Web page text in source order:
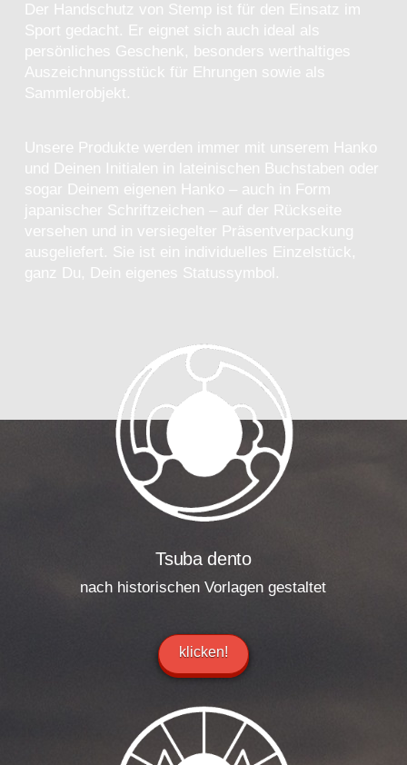
Der Handschutz von Stemp ist für den Einsatz im
Sport gedacht. Er eignet sich auch ideal als
persönliches Geschenk, besonders werthaltiges
Auszeichnungsstück für Ehrungen sowie als
Sammlerobjekt.
Unsere Produkte werden immer mit unserem Hanko
und Deinen Initialen in lateinischen Buchstaben oder
sogar Deinem eigenen Hanko – auch in Form
japanischer Schriftzeichen – auf der Rückseite
versehen und in versiegelter Präsentverpackung
ausgeliefert. Sie ist ein individuelles Einzelstück,
ganz Du, Dein eigenes Statussymbol.
Tsuba dento
nach historischen Vorlagen gestaltet
klicken!